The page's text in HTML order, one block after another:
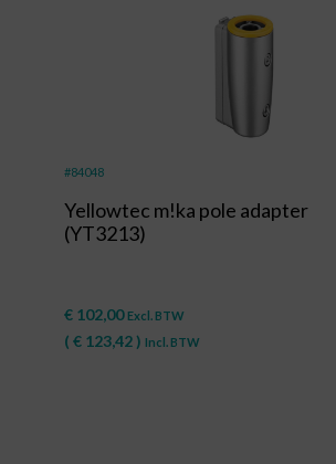
#84048
Yellowtec m!ka pole adapter
(YT3213)
€ 102,00 Excl. BTW
( € 123,42) Incl. BTW